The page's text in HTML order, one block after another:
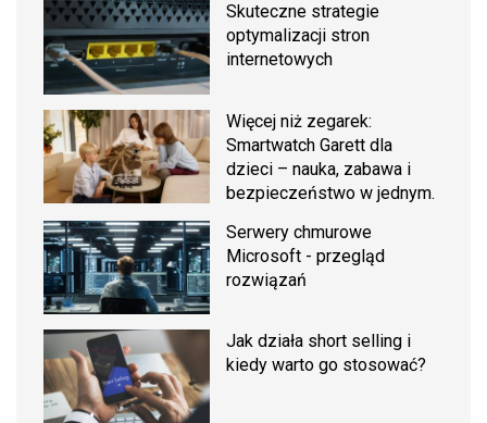
Skuteczne strategie
optymalizacji stron
internetowych
Więcej niż zegarek:
Smartwatch Garett dla
dzieci – nauka, zabawa i
bezpieczeństwo w jednym.
Serwery chmurowe
Microsoft - przegląd
rozwiązań
Jak działa short selling i
kiedy warto go stosować?